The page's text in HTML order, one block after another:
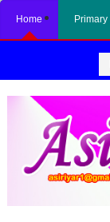
Home Primary